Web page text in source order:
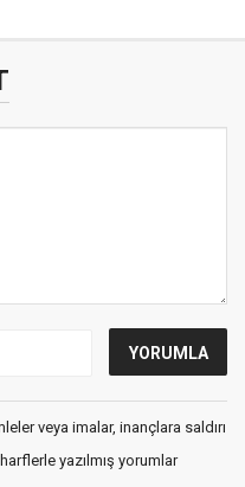
veya imalar, inançlara saldırı
yazılmış yorumlar